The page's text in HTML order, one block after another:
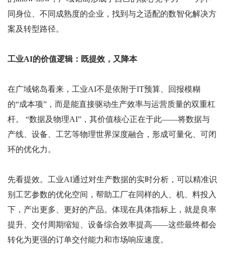
同身位、不同成熟度的企业，找到与之适配的数智化解决方
案及转型路径。
工业AI的价值逻辑：既提效，又降本
在广域铭岛看来，工业AI不是依附于IT预算、回报模糊
的“成本项”，而是能直接驱动生产效率与运营质量的双重杠
杆。 “数据及物理AI”，其价值核心正在于此——将数据与
产线、设备、工艺等物理世界深度融合，形成可量化、可闭
环的优化力。
先看提效。工业AI通过对生产数据的实时分析，可以精准识
别工艺参数的优化空间，帮助工厂在同样的人、机、料投入
下，产出更多、更好的产品。体现在具体指标上，就是良率
提升、交付周期缩短、设备综合效率提高——这些最终都会
转化为更强的订单交付能力和市场响应速度。